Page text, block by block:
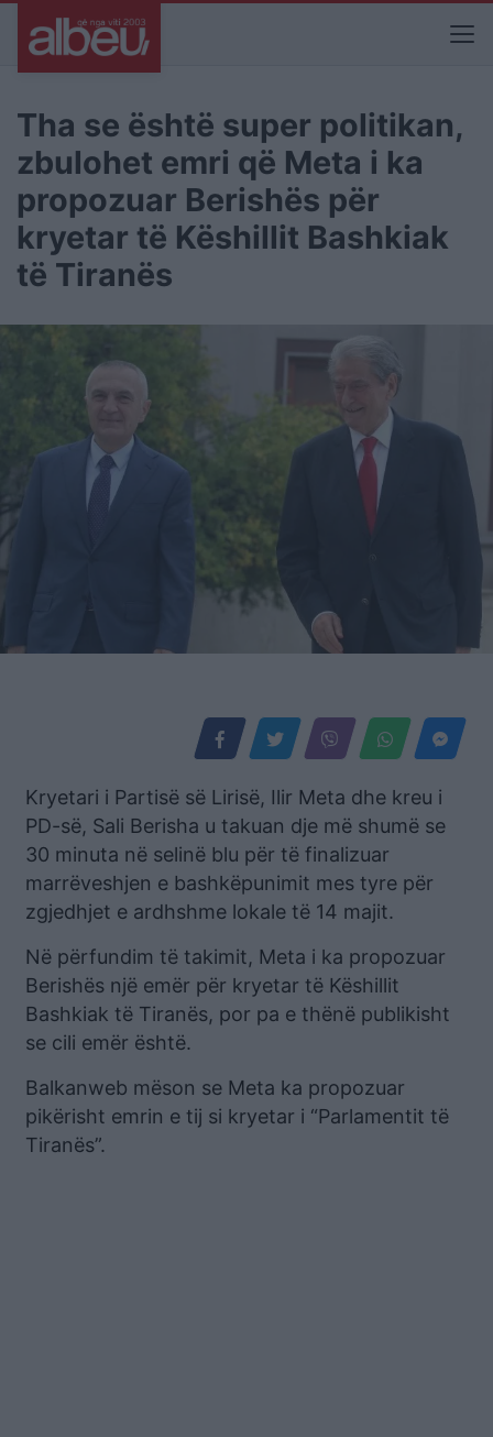
Tha se është super politikan,
zbulohet emri që Meta i ka
propozuar Berishës për
kryetar të Këshillit Bashkiak
të Tiranës
Kryetari i Partisë së Lirisë, Ilir Meta dhe kreu i
PD-së, Sali Berisha u takuan dje më shumë se
30 minuta në selinë blu për të finalizuar
marrëveshjen e bashkëpunimit mes tyre për
zgjedhjet e ardhshme lokale të 14 majit.
Në përfundim të takimit, Meta i ka propozuar
Berishës një emër për kryetar të Këshillit
Bashkiak të Tiranës, por pa e thënë publikisht
se cili emër është.
Balkanweb mëson se Meta ka propozuar
pikërisht emrin e tij si kryetar i “Parlamentit të
Tiranës”.